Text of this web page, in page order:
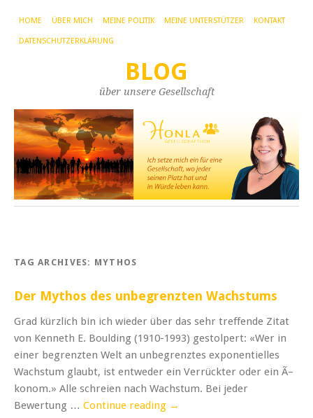
HOME ÜBER MICH MEINE POLITIK MEINE UNTERSTÜTZER KONTAKT
DATENSCHUTZERKLÄRUNG
BLOG
über unsere Gesellschaft
TAG ARCHIVES: MYTHOS
Der Mythos des unbegrenzten Wachstums
Grad kürzlich bin ich wieder über das sehr treffende Zitat
von Kenneth E. Boulding (1910-1993) gestolpert: «Wer in
einer begrenzten Welt an unbegrenztes exponentielles
Wachstum glaubt, ist entweder ein Verrückter oder ein Ã–
konom.» Alle schreien nach Wachstum. Bei jeder
Bewertung … Continue reading →